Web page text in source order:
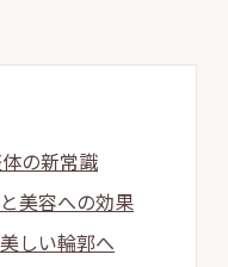
の新常識
美容への効果
しい輪郭へ